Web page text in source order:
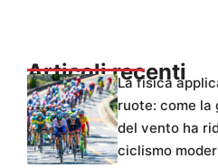
Articoli recenti
La fisica
ruote: come la
del vento ha
ciclismo